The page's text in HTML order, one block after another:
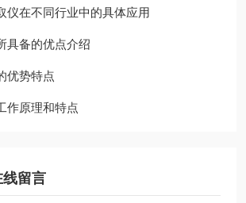
仪在不同行业中的具体应用
具备的优点介绍
优势特点
作原理和特点
线留言